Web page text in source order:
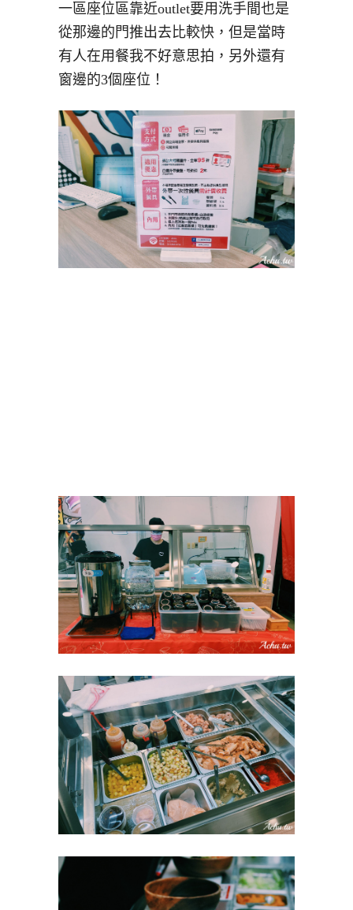
一區座位區靠近outlet要用洗手間也是
從那邊的門推出去比較快，但是當時
有人在用餐我不好意思拍，另外還有
窗邊的3個座位！